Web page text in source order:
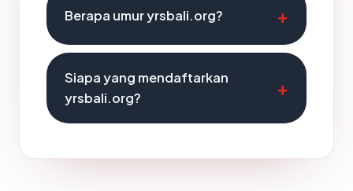
Berapa umur yrsbali.org?
Siapa yang mendaftarkan
yrsbali.org?